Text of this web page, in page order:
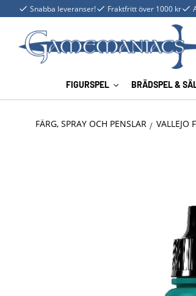
Snabba leveranser! Fraktfritt över 1000 kr
FIGURSPEL BRÄDSPEL &
FÄRG, SPRAY OCH PENSLAR VALLEJO